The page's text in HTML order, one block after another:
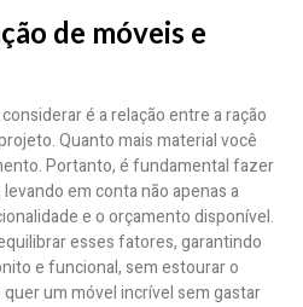
de móveis e
é a relação entre a ração
Quanto mais material você
Portanto, é fundamental fazer
em conta não apenas a
e o orçamento disponível.
esses fatores, garantindo
e funcional, sem estourar o
um móvel incrível sem gastar